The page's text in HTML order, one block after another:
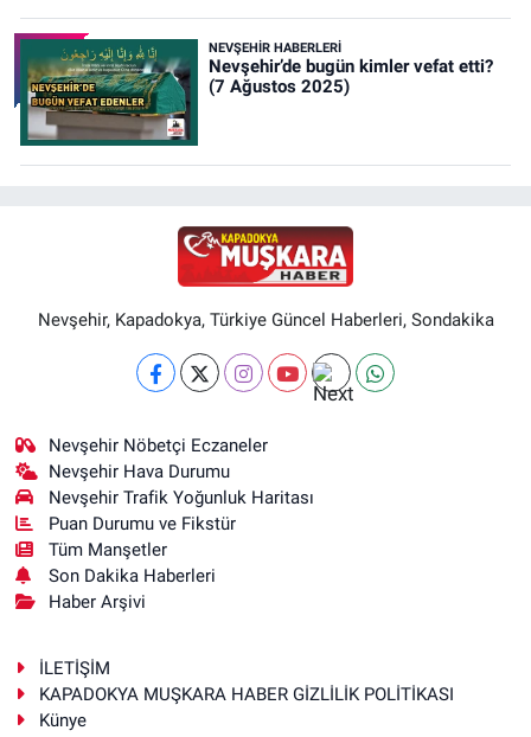
NEVŞEHIR HABERLERI
Nevşehir’de bugün kimler vefat etti?
(7 Ağustos 2025)
Nevşehir, Kapadokya, Türkiye Güncel Haberleri, Sondakika
Nevşehir Nöbetçi Eczaneler
Nevşehir Hava Durumu
Nevşehir Trafik Yoğunluk Haritası
Puan Durumu ve Fikstür
Tüm Manşetler
Son Dakika Haberleri
Haber Arşivi
İLETİŞİM
KAPADOKYA MUŞKARA HABER GİZLİLİK POLİTİKASI
Künye